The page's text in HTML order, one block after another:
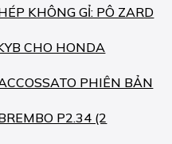
KHÔNG GỈ: PÔ ZARD
CHO HONDA
PHIÊN BẢN
P2.34 (2